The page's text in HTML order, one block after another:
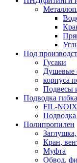
Под
Гусаки
Душевые
корпуса
Подвесы
Подводка
FIL-
Полипропилен
Кран,
Муфта
Обвод,